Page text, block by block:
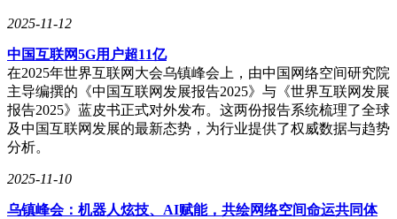
证了技术融合的价值潜力。
技术演进永无止境。虚拟化正通过容器化技术拓展应用边界，
超融合则向AI训练、物联网等新兴领域渗透。企业决策者需
建立动态评估机制，定期审视技术架构与业务需求的匹配度。
正如某跨国企业CIO所言："没有绝对优劣的技术，只有适合
场景的解决方案。"在数字化转型的马拉松中，保持技术敏锐
度与业务洞察力，方能构建持续竞争优势。
2025-11-12
中国互联网5G用户超11亿
在2025年世界互联网大会乌镇峰会上，由中国网络空间研究院
主导编撰的《中国互联网发展报告2025》与《世界互联网发展
报告2025》蓝皮书正式对外发布。这两份报告系统梳理了全球
及中国互联网发展的最新态势，为行业提供了权威数据与趋势
分析。
2025-11-10
乌镇峰会：机器人炫技、AI赋能，共绘网络空间命运共同体